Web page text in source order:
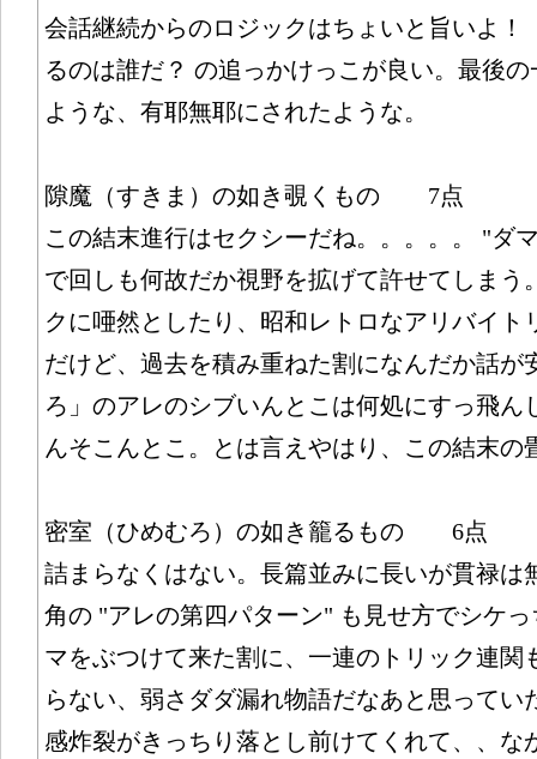
会話継続からのロジックはちょいと旨いよ
るのは誰だ？ の追っかけっこが良い。最後
ような、有耶無耶にされたような。
隙魔（すきま）の如き覗くもの 7点
この結末進行はセクシーだね。。。。。 "ダ
で回しも何故だか視野を拡げて許せてしまう
クに唖然としたり、昭和レトロなアリバイト
だけど、過去を積み重ねた割になんだか話が
ろ」のアレのシブいんとこは何処にすっ飛ん
んそこんとこ。とは言えやはり、この結末の
密室（ひめむろ）の如き籠るもの 6点
詰まらなくはない。長篇並みに長いが貫禄は
角の "アレの第四パターン" も見せ方でシケ
マをぶつけて来た割に、一連のトリック連関
らない、弱さダダ漏れ物語だなあと思ってい
感炸裂がきっちり落とし前けてくれて、、な